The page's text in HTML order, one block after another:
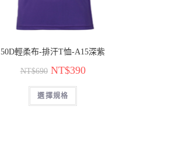
50D輕柔布-排汗T恤-A15深紫
NT$690 NT$390
選擇規格